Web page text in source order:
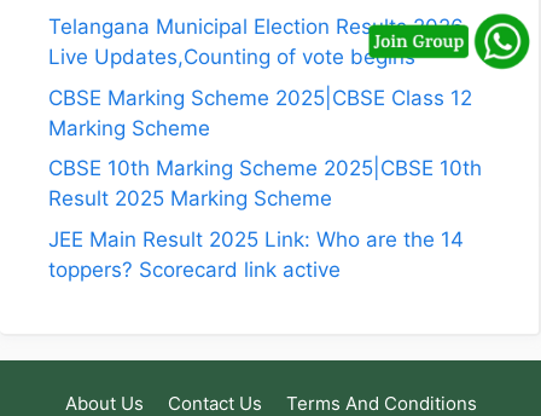
Telangana Municipal Election Results 2026
Live Updates,Counting of vote begins
CBSE Marking Scheme 2025|CBSE Class 12
Marking Scheme
CBSE 10th Marking Scheme 2025|CBSE 10th
Result 2025 Marking Scheme
JEE Main Result 2025 Link: Who are the 14
toppers? Scorecard link active
About Us Contact Us Terms And Conditions